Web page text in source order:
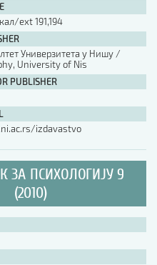
ext 191,194
Универзитета у Нишу /
University of Nis
PUBLISHER
izdavastvo
ПСИХОЛОГИЈУ 9
(2010)